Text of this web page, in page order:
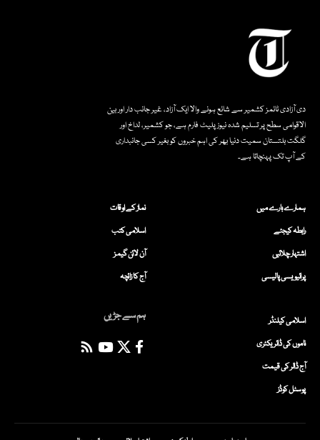
دی آزادی ٹائمز کشمیر سے شائع ہونے والا ایک آزاد، غیر جانب دار اور بین
الاقوامی سطح پر تسلیم شدہ نیوز پلیٹ فارم ہے، جو کشمیر، لداخ اور
گلگت بلتستان سمیت دنیا بھر کی اہم خبروں کو بغیر کسی جانبداری
کے آپ تک پہنچاتا ہے۔
ہمارے بارے میں
رابطہ کیجئے
اشتہار چلائیں
پرائیویسی پالیسی
نماز کے اوقات
اسلامی کتب
آن لائن گیمز
آج کا زائچہ
اسلامی کیلنڈر
ناموں کی ڈائریکٹری
آج ڈالر کی قیمت
پوسٹل کوڈز
ہم سے جڑیں